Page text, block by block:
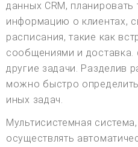
данных CRM, планировать
информацию о клиентах,
расписания, такие как
сообщениями и доставка.
другие задачи. Разделив
можно быстро
иных задач.
Мультисистемная
осуществлять